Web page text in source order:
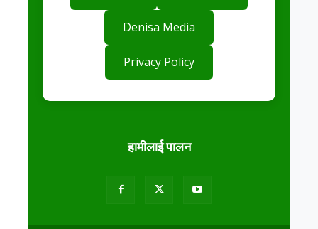
Denisa Media
Privacy Policy
हामीलाई पालन